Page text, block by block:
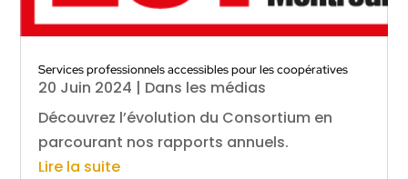
Services professionnels accessibles pour les coopératives
20 Juin 2024 | Dans les médias
Découvrez l’évolution du Consortium en
parcourant nos rapports annuels.
Lire la suite